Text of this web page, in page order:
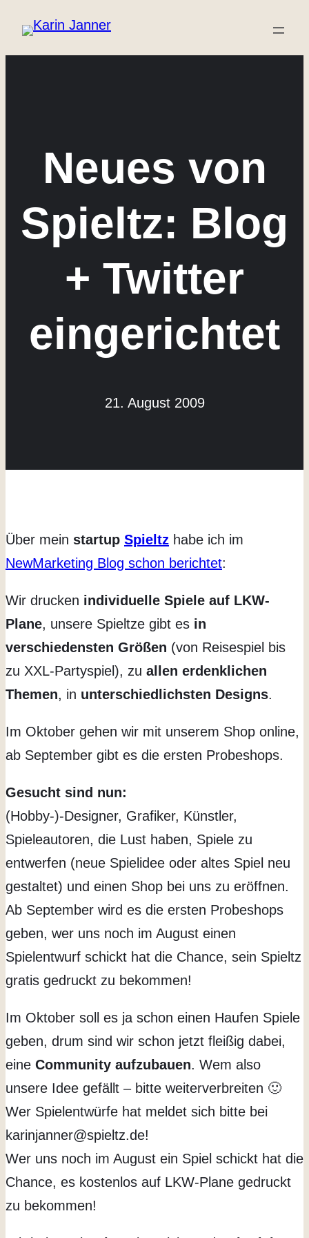
Inhalt
Neues von
Spieltz: Blog
+ Twitter
eingerichtet
21. August 2009
Über mein startup Spieltz habe ich im
NewMarketing Blog schon berichtet:
Wir drucken individuelle Spiele auf LKW-
Plane, unsere Spieltze gibt es in
verschiedensten Größen (von Reisespiel bis
zu XXL-Partyspiel), zu allen erdenklichen
Themen, in unterschiedlichsten Designs.
Im Oktober gehen wir mit unserem Shop online,
ab September gibt es die ersten Probeshops.
Gesucht sind nun:
(Hobby-)-Designer, Grafiker, Künstler,
Spieleautoren, die Lust haben, Spiele zu
entwerfen (neue Spielidee oder altes Spiel neu
gestaltet) und einen Shop bei uns zu eröffnen.
Ab September wird es die ersten Probeshops
geben, wer uns noch im August einen
Spielentwurf schickt hat die Chance, sein Spieltz
gratis gedruckt zu bekommen!
Im Oktober soll es ja schon einen Haufen Spiele
geben, drum sind wir schon jetzt fleißig dabei,
eine Community aufzubauen. Wem also
unsere Idee gefällt – bitte weiterverbreiten 🙂
Wer Spielentwürfe hat meldet sich bitte bei
karinjanner@spieltz.de!
Wer uns noch im August ein Spiel schickt hat die
Chance, es kostenlos auf LKW-Plane gedruckt
zu bekommen!